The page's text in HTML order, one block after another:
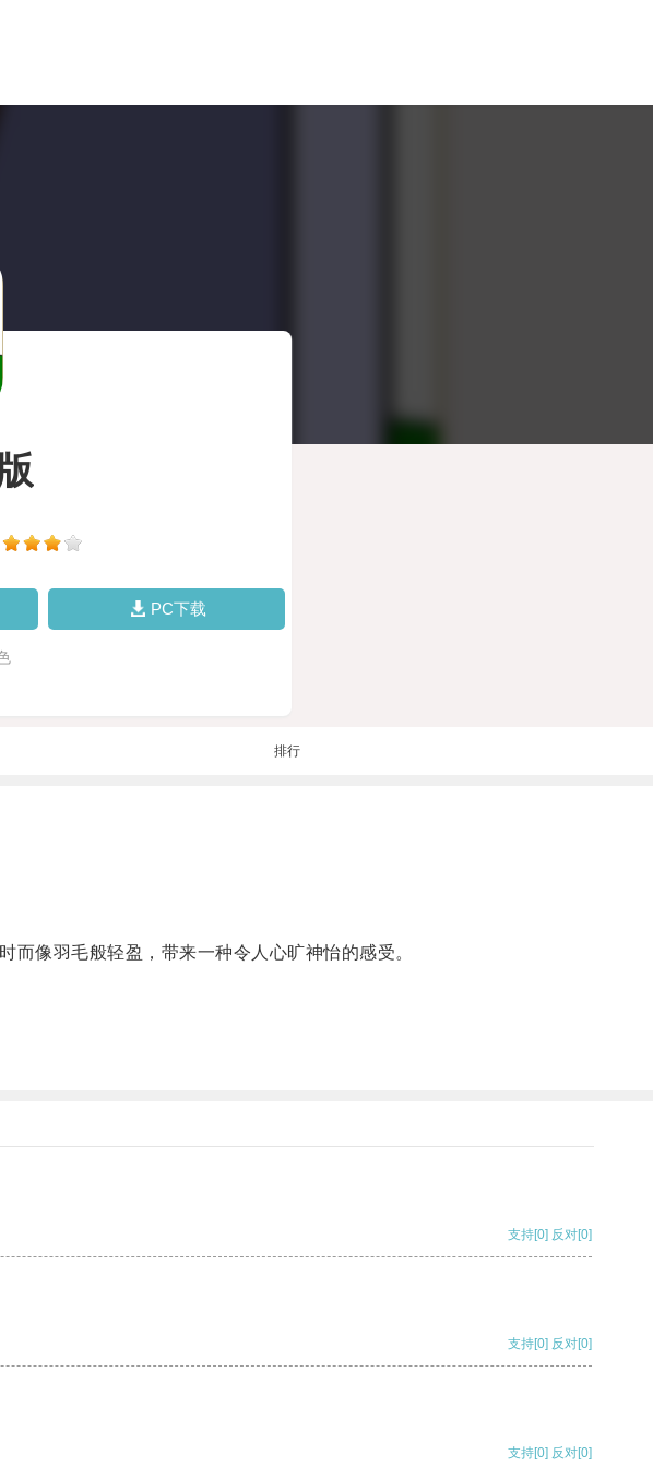
PC下载
排行
像羽毛般轻盈，带来一种令人心旷神怡的感受。
支持[0] 反对[0]
支持[0] 反对[0]
支持[0] 反对[0]